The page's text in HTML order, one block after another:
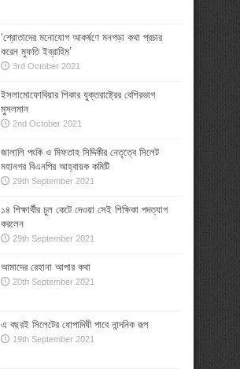
‘শ্রোতাদের মনোযোগ আকর্ষণে মনগড়া কথা প্রচার
করেন মুফতি ইব্রাহিম’
3rd October 2021
ইসলামোফোবিয়ার শিকার যুক্তরাষ্ট্রের বেশিরভাগ
মুসলমান
2nd October 2021
জালালি পংকি ও মিফতাহ সিদ্দিকীর নেতৃত্বে সিলেট
মহানগর বিএনপির আহ্বায়ক কমিটি
29th September 2021
১৪ শিক্ষার্থীর চুল কেটে দেওয়া সেই শিক্ষিকা পদত্যাগ
করলেন
29th September 2021
আমাদের রেহানা আপার কথা
20th September 2021
এ বছরই সিলেটের ধোপাদিঘী পাবে নান্দনিক রূপ
19th September 2021